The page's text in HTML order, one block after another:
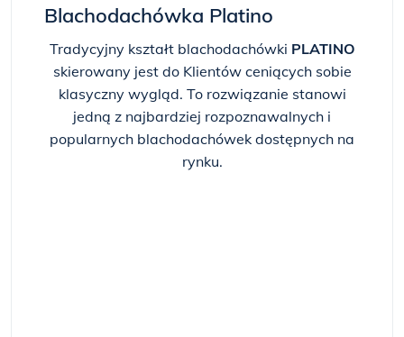
Blachodachówka Platino
Tradycyjny kształt blachodachówki PLATINO
skierowany jest do Klientów ceniących sobie
klasyczny wygląd. To rozwiązanie stanowi
jedną z najbardziej rozpoznawalnych i
popularnych blachodachówek dostępnych na
rynku.